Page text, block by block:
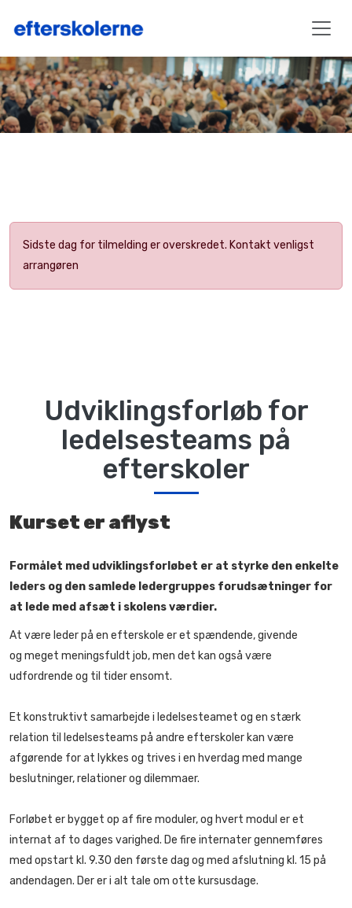
Sidste dag for tilmelding er overskredet. Kontakt venligst
arrangøren
Udviklingsforløb for
ledelsesteams på
efterskoler
Kurset er aflyst
Formålet med udviklingsforløbet er at styrke den enkelte
leders og den samlede ledergruppes forudsætninger for
at lede med afsæt i skolens værdier.
At være leder på en efterskole er et spændende, givende
og meget meningsfuldt job, men det kan også være
udfordrende og til tider ensomt.
Et konstruktivt samarbejde i ledelsesteamet og en stærk
relation til ledelsesteams på andre efterskoler kan være
afgørende for at lykkes og trives i en hverdag med mange
beslutninger, relationer og dilemmaer.
Forløbet er bygget op af fire moduler, og hvert modul er et
internat af to dages varighed. De fire internater gennemføres
med opstart kl. 9.30 den første dag og med afslutning kl. 15 på
andendagen. Der er i alt tale om otte kursusdage.